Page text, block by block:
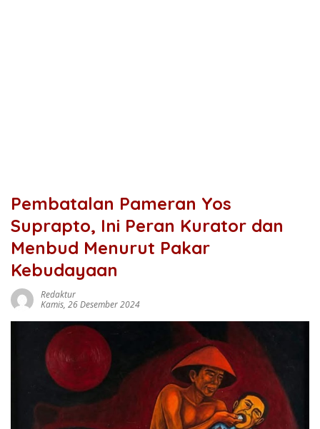
Pembatalan Pameran Yos
Suprapto, Ini Peran Kurator dan
Menbud Menurut Pakar
Kebudayaan
Redaktur
Kamis, 26 Desember 2024